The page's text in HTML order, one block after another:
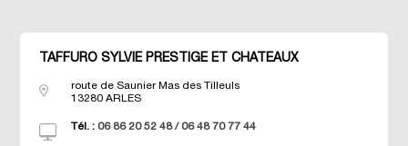
TAFFURO SYLVIE PRESTIGE ET CHATEAUX
route de Saunier Mas des Tilleuls
13280 ARLES
Tél. : 06 86 20 52 48 / 06 48 70 77 44